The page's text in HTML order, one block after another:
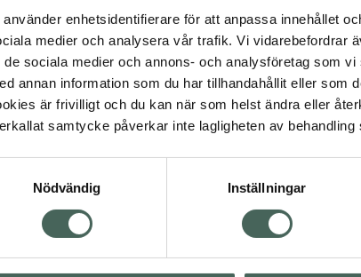
använder enhetsidentifierare för att anpassa innehållet
medier och analysera vår trafik. Vi vidarebefordrar
de sociala medier och annons- och analysföretag som
annan information som du har tillhandahållit eller
är frivilligt och du kan när som helst ändra eller
samtycke påverkar inte lagligheten av
Nödvändig
Inställningar
för dig. Du hittar oss från Skåne i syd
i mobilen och på datorn.
det vårt uppdrag att hjälpa just dig